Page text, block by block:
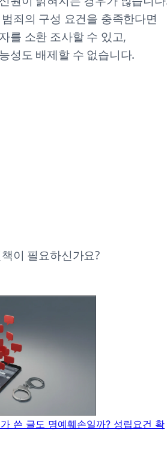
죄의 구성 요건을 충족한다면
를 소환 조사할 수 있고,
성도 배제할 수 없습니다.
이 필요하신가요?
쓴 글도 명예훼손일까? 성립요건 확